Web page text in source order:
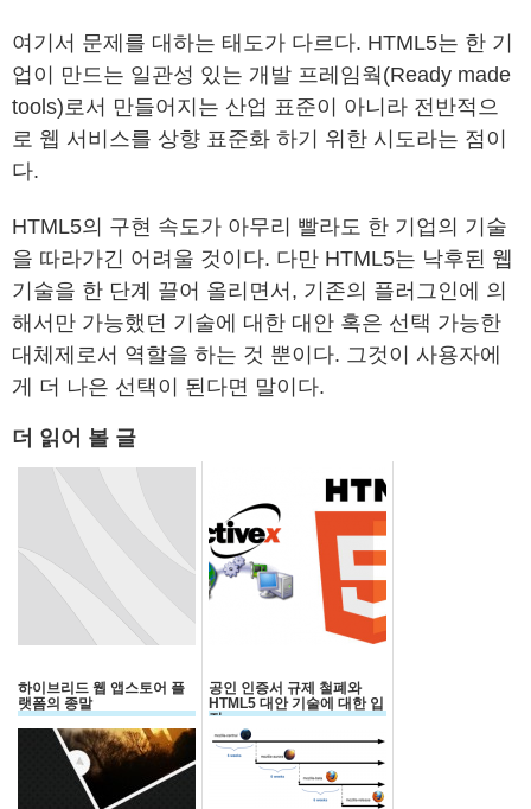
여기서 문제를 대하는 태도가 다르다. HTML5는 한 기
업이 만드는 일관성 있는 개발 프레임웍(Ready made
tools)로서 만들어지는 산업 표준이 아니라 전반적으
로 웹 서비스를 상향 표준화 하기 위한 시도라는 점이
다.
HTML5의 구현 속도가 아무리 빨라도 한 기업의 기술
을 따라가긴 어려울 것이다. 다만 HTML5는 낙후된 웹
기술을 한 단계 끌어 올리면서, 기존의 플러그인에 의
해서만 가능했던 기술에 대한 대안 혹은 선택 가능한
대체제로서 역할을 하는 것 뿐이다. 그것이 사용자에
게 더 나은 선택이 된다면 말이다.
더 읽어 볼 글
하이브리드 웹 앱스토어 플
랫폼의 종말
공인 인증서 규제 철폐와
HTML5 대안 기술에 대한 입
장